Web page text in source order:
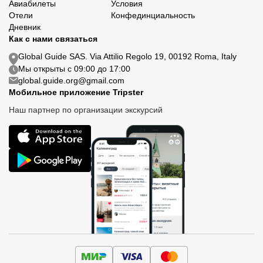
Авиабилеты
Отели
Дневник
Условия
Конфединциальность
Как с нами связаться
Global Guide SAS. Via Attilio Regolo 19, 00192 Roma, Italy
Мы открыты с 09:00 до 17:00
global.guide.org@gmail.com
Мобильное приложение Tripster
Наш партнер по организации экскурсий